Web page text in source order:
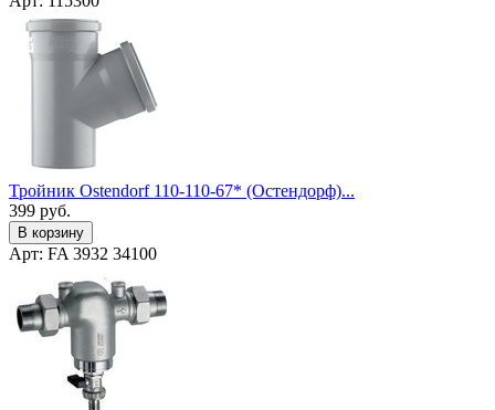
Тройник Ostendorf 110-110-67* (Остендорф)...
399 руб.
В корзину
Арт: FA 3932 34100